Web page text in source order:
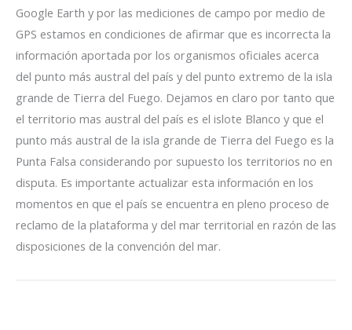
Google Earth y por las mediciones de campo por medio de
GPS estamos en condiciones de afirmar que es incorrecta la
información aportada por los organismos oficiales acerca
del punto más austral del país y del punto extremo de la isla
grande de Tierra del Fuego. Dejamos en claro por tanto que
el territorio mas austral del país es el islote Blanco y que el
punto más austral de la isla grande de Tierra del Fuego es la
Punta Falsa considerando por supuesto los territorios no en
disputa. Es importante actualizar esta información en los
momentos en que el país se encuentra en pleno proceso de
reclamo de la plataforma y del mar territorial en razón de las
disposiciones de la convención del mar.